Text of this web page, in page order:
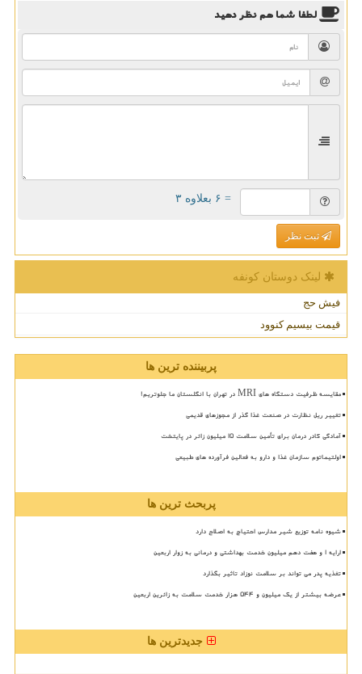
لطفا شما همنظر دهید
= ۶ بعلاوه ۳
ثبت نظر
لینک دوستان كونفه
فیش حج
قیمت بیسیم کنوود
پربیننده ترین ها
مقایسه ظرفیت دستگاه های MRI در تهران با انگلستان ما جلوتریم!
تغییر ریل نظارت در صنعت غذا گذر از مجوزهای قدیمی
آمادگی کادر درمان برای تأمین سلامت 15 میلیون زائر در پایتخت
اولتیماتوم سازمان غذا و دارو به فعالین فرآورده های طبیعی
پربحث ترین ها
شیوه نامه توزیع شیر مدارس احتیاج به اصلاح دارد
ارایه ۱ و هفت دهم میلیون خدمت بهداشتی و درمانی به زوار اربعین
تغذیه پدر می تواند بر سلامت نوزاد تاثیر بگذارد
عرضه بیشتر از یک میلیون و ۵۴۴ هزار خدمت سلامت به زائرین اربعین
جدیدترین ها